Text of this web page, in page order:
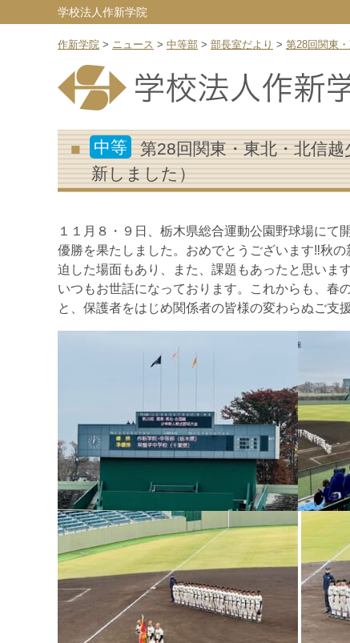
学校法人作新学院
作新学院 > ニュース > 中等部 > 部長室だより > 第28回関東
中等
第28回関東・東北・北信
新しました）
１１月８・９日、栃木県総合運動公園野球場に
優勝を果たしました。おめでとうございます‼秋
迫した場面もあり、また、課題もあったと思いま
いつもお世話になっております。これからも、春
と、保護者をはじめ関係者の皆様の変わらぬご支